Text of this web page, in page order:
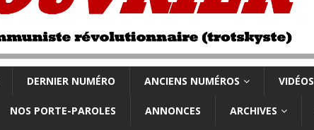
DERNIER NUMÉRO ANCIENS NUMÉROS VIDÉOS
NOS PORTE-PAROLES ANNONCES ARCHIVES